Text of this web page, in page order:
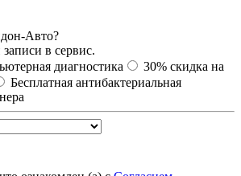
Авто?
в сервис.
диагностика
30% скидка на
Бесплатная антибактериальная